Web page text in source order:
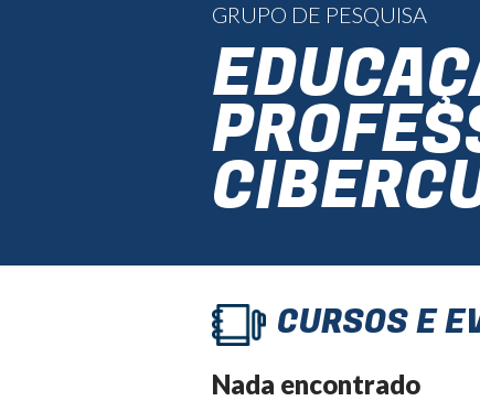
GRUPO DE PESQUISA
CURSOS E
Nada encontrado